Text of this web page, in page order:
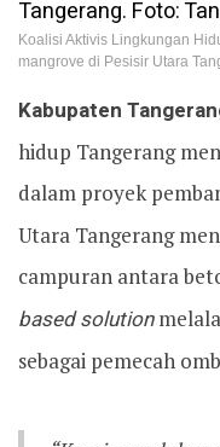
Koalisi Aktivis Lingkungan
mangrove di Pesisir Utara
Kabupaten
hidup Tangerang
dalam proyek
Utara Tangerang
campuran antara
based solution
sebagai pemecah